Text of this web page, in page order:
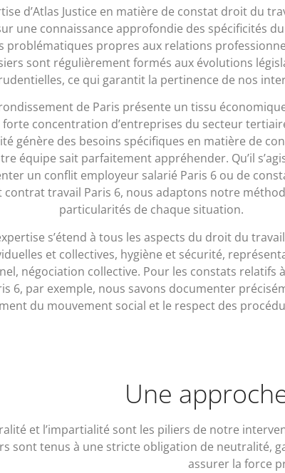
d’Atlas Justice en matière de constat droit du
une connaissance approfondie des spécificités
problématiques propres aux relations
sont régulièrement formés aux évolutions
ce qui garantit la pertinence de nos
de Paris présente un tissu
forte concentration d’entreprises du secteur
génère des besoins spécifiques en matière de
équipe sait parfaitement appréhender. Qu’il
un conflit employeur salarié Paris 6 ou de
contrat travail Paris 6, nous adaptons notre
particularités de chaque situation.
s’étend à tous les aspects du droit du
et collectives, hygiène et sécurité,
négociation collective. Pour les constats relatifs
6, par exemple, nous savons documenter
du mouvement social et le respect des
Une
et l’impartialité sont les piliers de notre
sont tenus à une stricte obligation de neutralité,
assurer la force